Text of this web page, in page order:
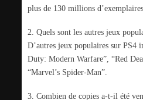
plus de 130 millions d’exemplaires
2. Quels sont les autres jeux
D’autres jeux populaires sur PS4
Duty: Modern Warfare”, “Red
“Marvel’s Spider-Man”.
3. Combien de copies a-t-il été